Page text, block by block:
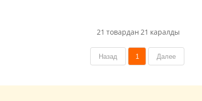
21 товардан 21 каралды
Назад 1 Далее